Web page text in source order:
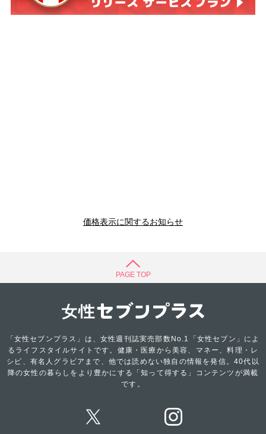
価格表示に関するお知らせ
PAGE TOP
「女性セブンプラス」は、女性週刊誌実売部数No.1「女性セブン」によ
るライフスタイルサイトです。健康・医療から美容、マネー、料理・レ
シピ、有名人グラビアまで、他では読めない独自の情報を発信。40代以
降の女性の暮らしをより豊かにする「知って得する」コンテンツが満載
です。